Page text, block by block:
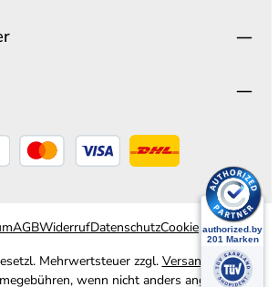
AGBWiderrufDatenschutzCookie
Mehrwertsteuer zzgl. Versandkosten
wenn nicht anders angegeben.